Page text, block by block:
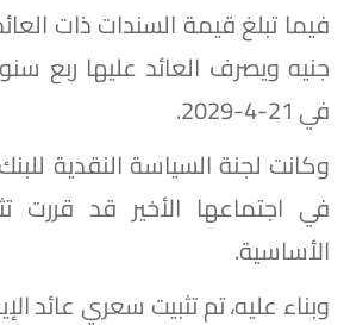
جنيه ويصرف العائد عليها ربع
في 21-4-2029.
وكانت لجنة السياسة النقدية
في اجتماعها الأخير قد قررت
الأساسية.
وبناء عليه، تم تثبيت سعري عائد